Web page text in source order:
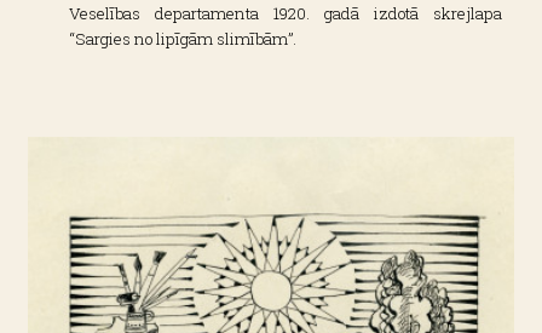
Veselības departamenta 1920. gadā izdotā skrejlapa
“Sargies no lipīgām slimībām”.